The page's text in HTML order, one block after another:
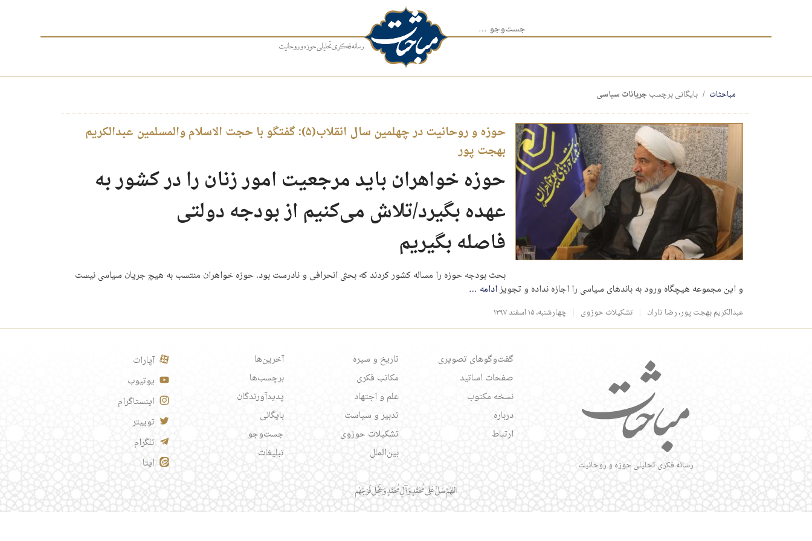
جست‌وجو برای:
مباحثات بایگانی برچسبجریانات سیاسی
حوزه و روحانیت در چهلمین سال انقلاب(۵): گفتگو با حجت الاسلام والمسلمین عبدالکریم
بهجت پور
حوزه خواهران باید مرجعیت امور زنان را در کشور به
عهده بگیرد/تلاش می‌کنیم از بودجه دولتی
فاصله بگیریم
بحث بودجه حوزه را مساله کشور کردند که بحثی انحرافی و نادرست بود. حوزه خواهران منتسب به هیچ جریان سیاسی نیست
و این مجموعه هیچگاه ورود به باندهای سیاسی را اجازه نداده و تجویزادامه …
عبدالکریم بهجت پور،رضا تاران تشکیلات حوزوی چهارشنبه، ۱۵ اسفند ۱۳۹۷
رسانه فکری تحلیلی حوزه و روحانیت
گفت‌وگوهای تصویری
صفحات اساتید
نسخه مکتوب
درباره
ارتباط
تاریخ و سیره
مکاتب فکری
علم و اجتهاد
تدبیر و سیاست
تشکیلات حوزوی
بین‌الملل
آخرین‌ها
برچسب‌ها
پدیدآورندگان
بایگانی
جست‌وجو
تبلیغات
آپارات
یوتیوب
اینستاگرام
توییتر
تلگرام
ایتا